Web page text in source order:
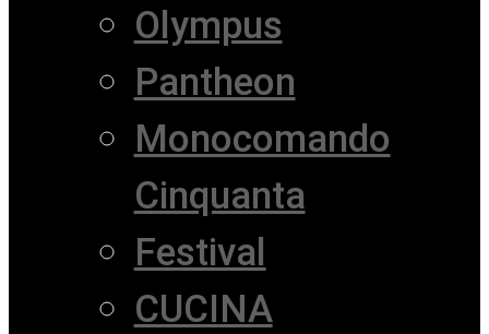
Olympus
Pantheon
Monocomando
Cinquanta
Festival
CUCINA